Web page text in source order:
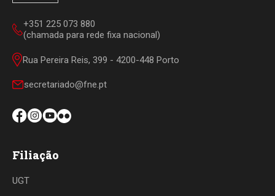
+351 225 073 880
(chamada para rede fixa nacional)
Rua Pereira Reis, 399 - 4200-448 Porto
secretariado@fne.pt
Filiação
UGT